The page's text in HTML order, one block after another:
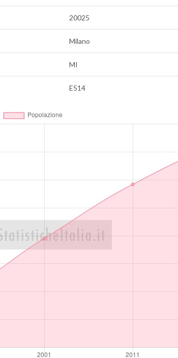
20025
Milano
MI
E514